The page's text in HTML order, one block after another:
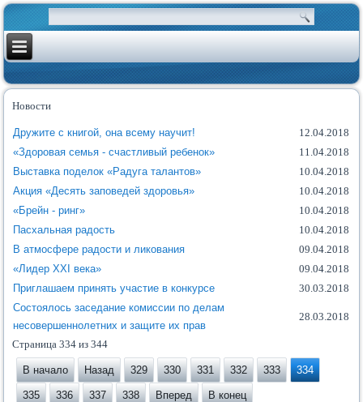
Новости
Дружите с книгой, она всему научит!
12.04.2018
«Здоровая семья - счастливый ребенок»
11.04.2018
Выставка поделок «Радуга талантов»
10.04.2018
Акция «Десять заповедей здоровья»
10.04.2018
«Брейн - ринг»
10.04.2018
Пасхальная радость
10.04.2018
В атмосфере радости и ликования
09.04.2018
«Лидер XXI века»
09.04.2018
Приглашаем принять участие в конкурсе
30.03.2018
Состоялось заседание комиссии по делам
несовершеннолетних и защите их прав
28.03.2018
Страница 334 из 344
В начало Назад 329 330 331 332 333 334
335 336 337 338 Вперед В конец